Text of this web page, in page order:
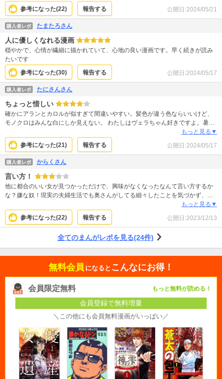
るので続きを読んでほしい！作画もキレイで読みやすいし、2巻が出たばかりで
買いやすい！おすすめ
参考になった(22) 報告する 公開日:2024/05/21
購入者レポ たまたろさん
人に優しくなれる漫画
穏やかで、心情が繊細に描かれていて、心地の良い漫画です。早く続きが読み
たいです
参考になった(30) 報告する 公開日:2024/05/17
購入者レポ たにさんさん
ちょっと惜しい
確かにアランとカロルが似すぎて間違いやすい。髪色が違う色ならいいけど、
モノクロはみんな白にしか見えない。 わたしはヴェラちゃん好きですよ。暑苦
しいキャラより、ちょっと控えめに周りの人をほんわか包み込むような雰囲気
が素敵だと思います。 ２巻読んだけど、アラン様思い切り良く自分の気持ちを
伝えるのが良かった～ 早く3巻出ないかなぁ
もっと見る▼
参考になった(21) 報告する 公開日:2024/05/17
購入者レポ からくさん
言い方！
他に都合のいい女が見つかっただけで、興味がなくなったなんて言い方するか
な？嫌な奴！現実の夫婦生活でも奥さんがしてる細々したことを気づかず、浮
もっと見る▼
参考になった(22) 報告する 公開日:2023/12/13
全てのまんがレポを見る(24件)
無料会員 になると こんなにお得！
会員限定無料 もっと無料が読める！
会員登録で無料増量
＼この他にも会員無料漫画がいっぱい／